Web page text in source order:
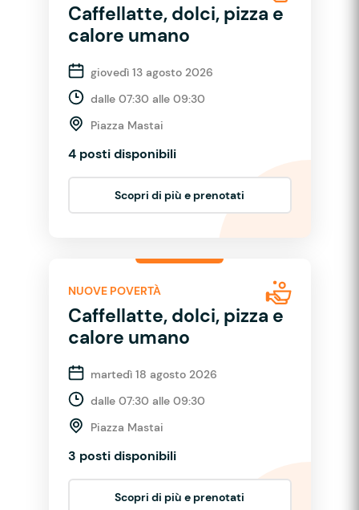
Caffellatte, dolci, pizza e
calore umano
giovedì 13 agosto 2026
dalle 07:30 alle 09:30
Piazza Mastai
4 posti disponibili
Scopri di più e prenotati
NUOVE POVERTÀ
Caffellatte, dolci, pizza e
calore umano
martedì 18 agosto 2026
dalle 07:30 alle 09:30
Piazza Mastai
3 posti disponibili
Scopri di più e prenotati